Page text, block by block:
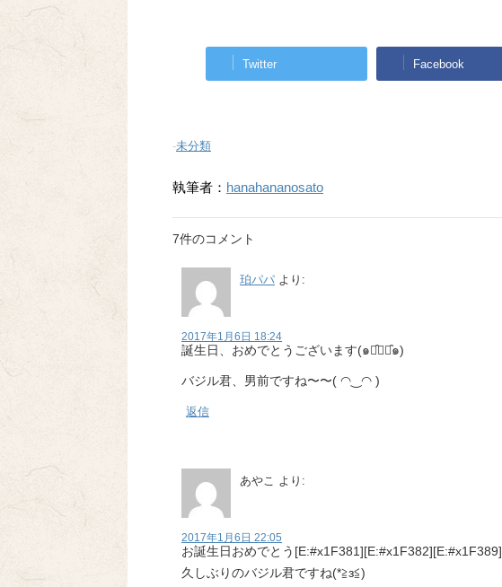
Twitter Facebook
-未分類
執筆者： hanahananosato
7件のコメント
珀パパ より:
2017年1月6日 18:24
誕生日、おめでとうございます(๑･̑◡･̑๑)
バジル君、男前ですね〜〜( ◠‿◠ )
返信
あやこ より:
2017年1月6日 22:05
お誕生日おめでとう[E:#x1F381][E:#x1F382][E:#x1F389]
久しぶりのバジル君ですね(*≧з≦)